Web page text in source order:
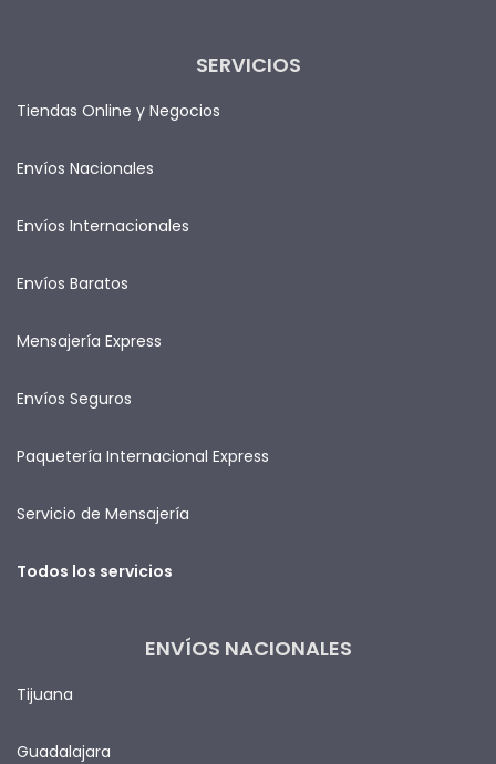
SERVICIOS
Tiendas Online y Negocios
Envíos Nacionales
Envíos Internacionales
Envíos Baratos
Mensajería Express
Envíos Seguros
Paquetería Internacional Express
Servicio de Mensajería
Todos los servicios
ENVÍOS NACIONALES
Tijuana
Guadalajara